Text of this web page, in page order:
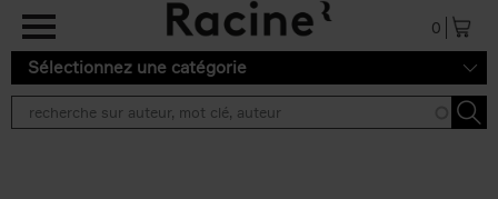
Aller au contenu principal
0
Sélectionnez une catégorie